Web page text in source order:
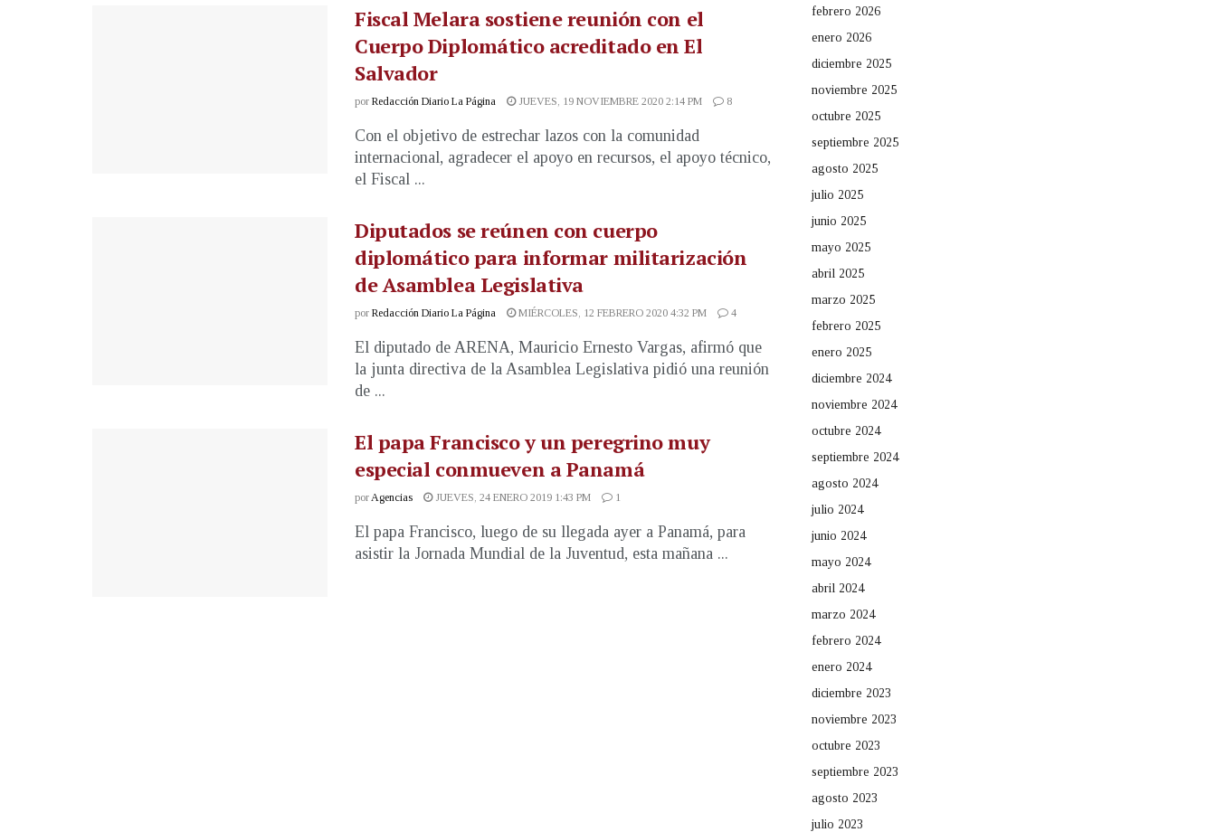
Fiscal Melara sostiene reunión con el
Cuerpo Diplomático acreditado en El
Salvador
por Redacción Diario La Página JUEVES, 19 NOVIEMBRE 2020 2:14 PM 8
Con el objetivo de estrechar lazos con la comunidad
internacional, agradecer el apoyo en recursos, el apoyo técnico,
el Fiscal ...
Diputados se reúnen con cuerpo
diplomático para informar militarización
de Asamblea Legislativa
por Redacción Diario La Página MIÉRCOLES, 12 FEBRERO 2020 4:32 PM 4
El diputado de ARENA, Mauricio Ernesto Vargas, afirmó que
la junta directiva de la Asamblea Legislativa pidió una reunión
de ...
El papa Francisco y un peregrino muy
especial conmueven a Panamá
porAgencias JUEVES, 24 ENERO 2019 1:43 PM 1
El papa Francisco, luego de su llegada ayer a Panamá, para
asistir la Jornada Mundial de la Juventud, esta mañana ...
febrero 2026
enero 2026
diciembre 2025
noviembre 2025
octubre 2025
septiembre 2025
agosto 2025
julio 2025
junio 2025
mayo 2025
abril 2025
marzo 2025
febrero 2025
enero 2025
diciembre 2024
noviembre 2024
octubre 2024
septiembre 2024
agosto 2024
julio 2024
junio 2024
mayo 2024
abril 2024
marzo 2024
febrero 2024
enero 2024
diciembre 2023
noviembre 2023
octubre 2023
septiembre 2023
agosto 2023
julio 2023